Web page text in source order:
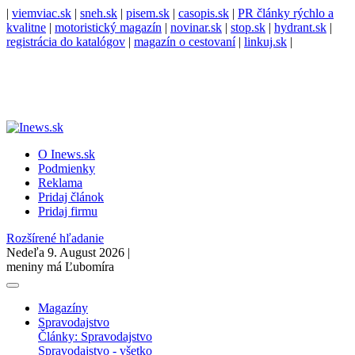
| viemviac.sk | sneh.sk | pisem.sk | casopis.sk | PR články rýchlo a
kvalitne | motoristický magazín | novinar.sk | stop.sk | hydrant.sk |
registrácia do katalógov | magazín o cestovaní| linkuj.sk |
O Inews.sk
Podmienky
Reklama
Pridaj článok
Pridaj firmu
Rozšírené hľadanie
Nedeľa 9. August 2026 |
meniny má Ľubomíra
Magazíny
Spravodajstvo
Články: Spravodajstvo
Spravodajstvo - všetko